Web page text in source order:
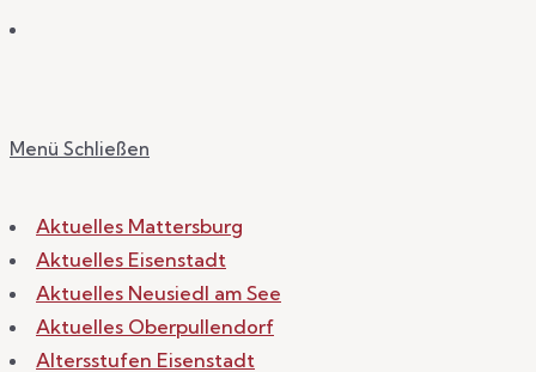
Menü Schließen
Aktuelles Mattersburg
Aktuelles Eisenstadt
Aktuelles Neusiedl am See
Aktuelles Oberpullendorf
Altersstufen Eisenstadt